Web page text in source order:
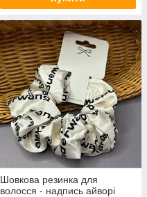
Шовкова резинка для
волосся - надпись айворі